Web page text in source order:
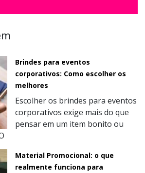
Brindes para eventos
corporativos: Como escolher os
melhores
Escolher os brindes para eventos
corporativos exige mais do que
pensar em um item bonito ou
Material Promocional: o que
realmente funciona para